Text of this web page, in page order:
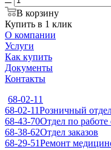
В корзину
Купить в 1 клик
О компании
Услуги
Как купить
Документы
Контакты
68-02-11
68-02-11Розничный
68-43-70Отдел по
68-38-62Отдел заказов
68-29-51Ремонт